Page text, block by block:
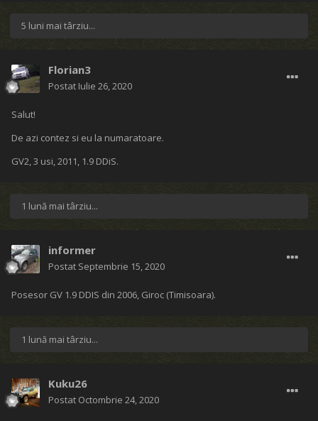
5 luni mai târziu...
Florian3
Postat Iulie 26, 2020
Salut!
De azi contez si eu la numaratoare.
GV2, 3 usi, 2011, 1.9 DDiS.
1 lună mai târziu...
informer
Postat Septembrie 15, 2020
Posesor GV 1.9 DDIS din 2006, Giroc (Timisoara).
1 lună mai târziu...
Kuku26
Postat Octombrie 24, 2020